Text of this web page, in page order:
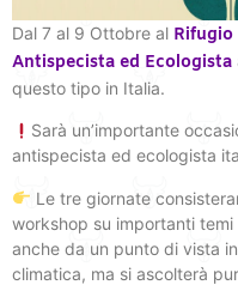
Dal 7 al 9 Ottobre al Rifugio
Antispecista ed Ecologista
questo tipo in Italia.
Sarà un’importante
antispecista ed ecologista
Le tre giornate
workshop su importanti
anche da un punto di vista
climatica, ma si ascolterà